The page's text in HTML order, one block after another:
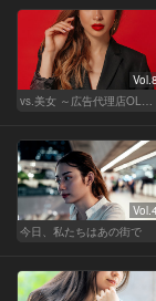
Vol.8
Vol.4
今日、私たちはあの街で